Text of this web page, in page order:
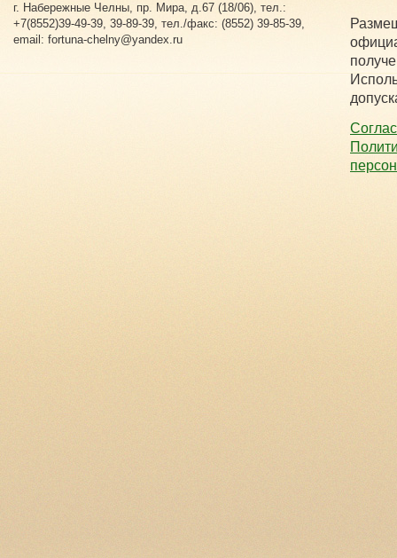
г. Набережные Челны, пр. Мира, д.67 (18/06), тел.:
+7(8552)39-49-39, 39-89-39, тел./факс: (8552) 39-85-39,
email: fortuna-chelny@yandex.ru